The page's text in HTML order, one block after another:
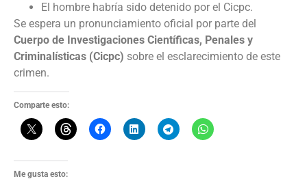
El hombre habría sido detenido por el Cicpc.
Se espera un pronunciamiento oficial por parte del
Cuerpo de Investigaciones Científicas, Penales y
Criminalísticas (Cicpc) sobre el esclarecimiento de este
crimen.
Comparte esto:
Me gusta esto: